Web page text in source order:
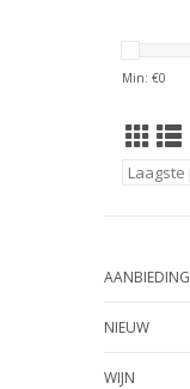
Min: €0
NIEUW
WIJN